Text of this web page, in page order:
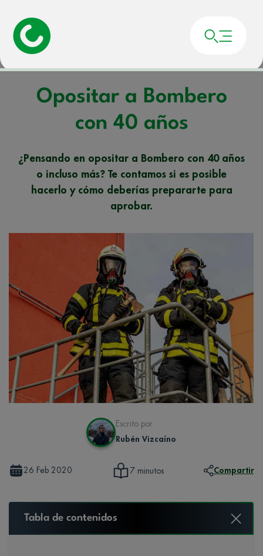
Portada»
Opositar a Bombero
con 40 años
¿Pensando en opositar a Bombero con 40 años
o incluso más? Te contamos si es posible
hacerlo y cómo deberías prepararte para
aprobar.
Escrito por
Rubén Vizcaíno
26 Feb 2020 7 minutos Compartir
Tabla de contenidos